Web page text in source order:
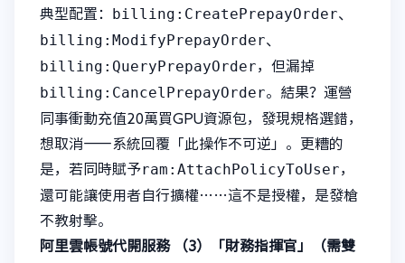
典型配置：
billing:CreatePrepayOrder、
billing:ModifyPrepayOrder、
billing:QueryPrepayOrder，但漏掉
billing:CancelPrepayOrder。結果？運營
同事衝動充值20萬買GPU資源包，發現規格選錯，
想取消——系統回覆「此操作不可逆」。更糟的
是，若同時賦予ram:AttachPolicyToUser，
還可能讓使用者自行擴權……這不是授權，是發槍
不教射擊。
阿里雲帳號代開服務（3）「財務指揮官」（需雙